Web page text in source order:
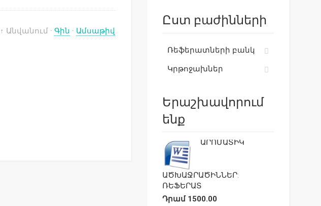
↑ Անվանում ·Գին · Ամսաթիվ
Ըստ բաժինների
Ռեֆերատների բանկ
Կրթոջախներ
Երաշխավորում
ենք
ԱՐՈՄԱՏԻԿ
ԱԾԽԱՋՐԱԾԻՆՆԵՐ:
ՌԵՖԵՐԱՏ
Դրամ 1500.00